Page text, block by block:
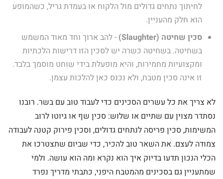
לחיתוך נתחים גדולים מול הלקוח או בעמדת גריל, כשהמופע
הוא חלק מהעניין.
סכין שחיטה (Slaughter)
- להב ארוך וחד מאוד המשמש
בשחיטה. בשחיטה כשרה יש לסכין הזו דרישות הלכתיות
ומקצועיות מחמירות, והיא מופעלת בידי שוחט מוסמך בלבד.
זו אינה סכין מטבח, ולא נכנס כאן להלכות עצמן.
לא צריך את כל עשרים הסכינים כדי לעבוד טוב עם בשר. רובנו
נסתדר מצוין עם שתיים או שלוש: סכין שף או גיוטו לרוב
המשימות, סכין פריסה לנתחים גדולים, וסכין פירוק קטנה לעבודה
צמודה לעצם. את השאר טוב להכיר, כדי שביום שתצטרכו את
הכלי הנכון תדעו בדיוק איך הוא נקרא ומה הוא עושה. ולמי
שמתעניין גם בסכינים מהמטבח היפני, כתבתי מדריך נפרד